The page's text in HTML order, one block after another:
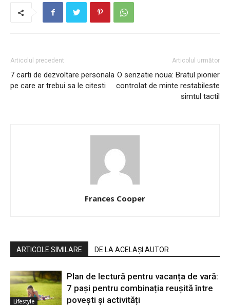
Articolul precedent
7 carti de dezvoltare personala
pe care ar trebui sa le citesti
Articolul următor
O senzatie noua: Bratul pionier
controlat de minte restabileste
simtul tactil
Frances Cooper
ARTICOLE SIMILARE DE LA ACELAȘI AUTOR
Lifestyle
Plan de lectură pentru vacanța de vară:
7 pași pentru combinația reușită între
povești și activități